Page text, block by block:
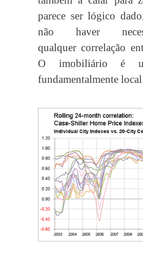
parece ser lógico
não haver
qualquer correlação
O imobiliário é
fundamentalmente local.